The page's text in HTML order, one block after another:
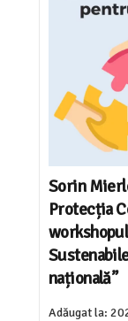
Sorin
Protecția
națională”
Adăugat la: